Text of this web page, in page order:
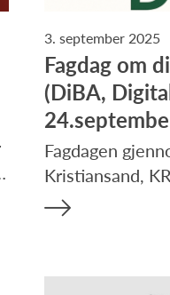
3. september 2025
Fagdag om
(DiBA,
Fagdagen
Kristiansand,